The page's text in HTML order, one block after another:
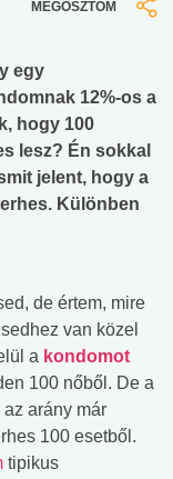
MEGOSZTOM
egy
12%-os a
hogy 100
lesz? Én sokkal
jelent, hogy a
Különben
de értem, mire
van közel
a kondomot
100 nőből. De a
az arány már
100 esetből.
tipikus